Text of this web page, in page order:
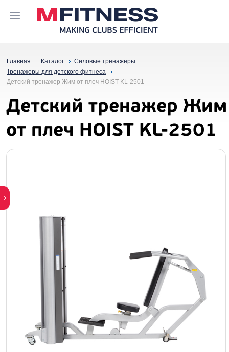
Главная Каталог
Силовые тренажеры
Тренажеры для детского фитнеса
Детский тренажер Жим от плеч HOIST KL-2501
Детский тренажер Жим
от плеч HOIST KL-2501